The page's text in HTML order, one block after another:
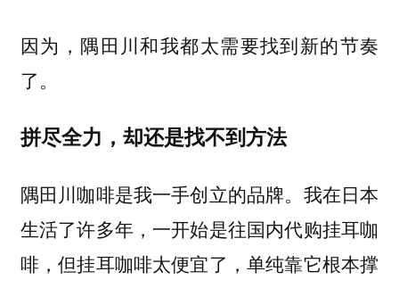
因为，隅田川和我都太需要找到新的节奏
了。
拼尽全力，却还是找不到方法
隅田川咖啡是我一手创立的品牌。我在日本
生活了许多年，一开始是往国内代购挂耳咖
啡，但挂耳咖啡太便宜了，单纯靠它根本撑